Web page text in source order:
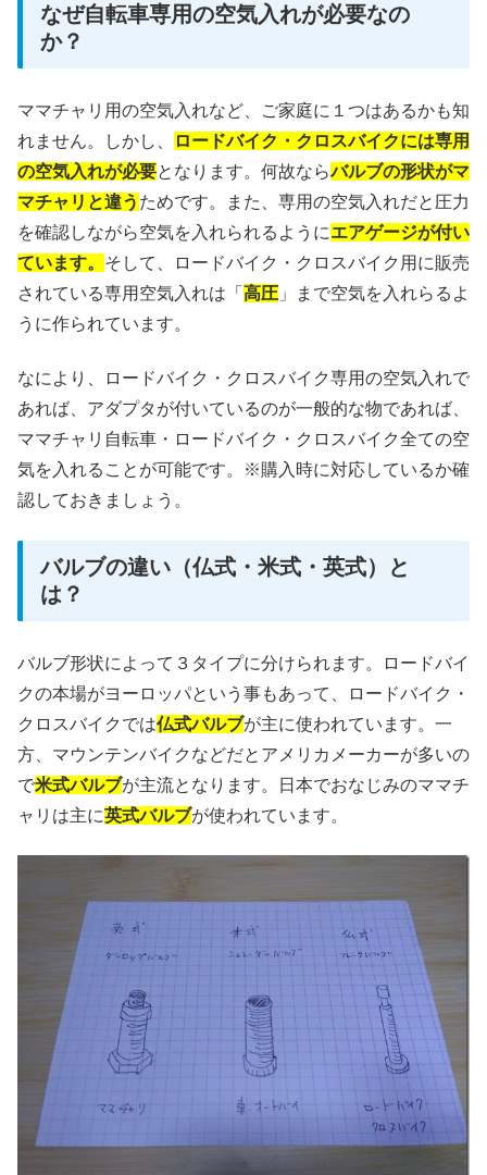
なぜ自転車専用の空気入れが必要なの
か？
ママチャリ用の空気入れなど、ご家庭に１つはあるかも知
れません。しかし、
ロードバイク・クロスバイクには専用
の空気入れが必要となります。何故ならバルブの形状がマ
マチャリと違う ためです。また、専用の空気入れだと圧力
を確認しながら空気を入れられるようにエアゲージが付い
ています。 そして、ロードバイク・クロスバイク用に販売
されている専用空気入れは「 高圧 」まで空気を入れらるよ
うに作られています。
なにより、ロードバイク・クロスバイク専用の空気入れで
あれば、アダプタが付いているのが一般的な物であれば、
ママチャリ自転車・ロードバイク・クロスバイク全ての空
気を入れることが可能です。※購入時に対応しているか確
認しておきましょう。
バルブの違い（仏式・米式・英式）と
は？
バルブ形状によって３タイプに分けられます。ロードバイ
クの本場がヨーロッパという事もあって、ロードバイク・
クロスバイクでは仏式バルブが主に使われています。一
方、マウンテンバイクなどだとアメリカメーカーが多いの
で米式バルブが主流となります。日本でおなじみのママチ
ャリは主に英式バルブが使われています。